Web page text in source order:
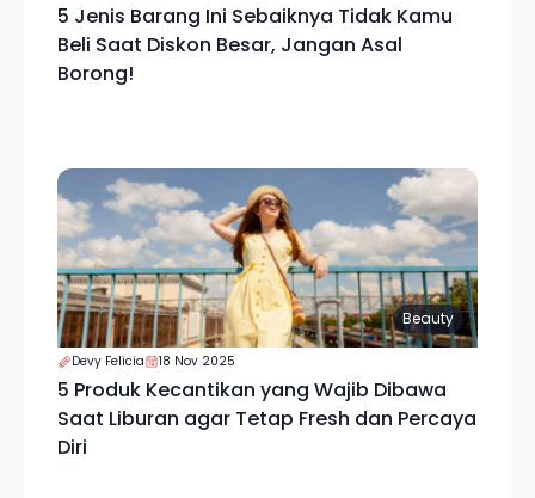
5 Jenis Barang Ini Sebaiknya Tidak Kamu
Beli Saat Diskon Besar, Jangan Asal
Borong!
Beauty
Devy Felicia 18 Nov 2025
5 Produk Kecantikan yang Wajib Dibawa
Saat Liburan agar Tetap Fresh dan Percaya
Diri